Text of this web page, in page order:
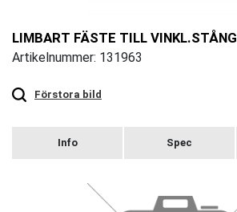
LIMBART FÄSTE TILL VINKL.STÅNG
Artikelnummer: 131963
Förstora bild
zoom